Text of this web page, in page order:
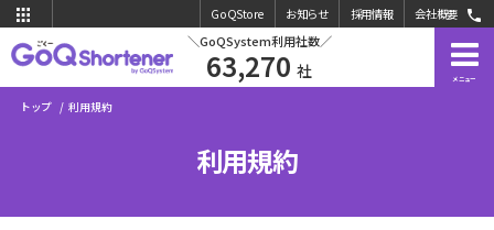
GoQStore お知らせ 採用情報 会社概要
＼GoQSystem利用社数／
63,270社 メニュー
トップ 利用規約
利用規約